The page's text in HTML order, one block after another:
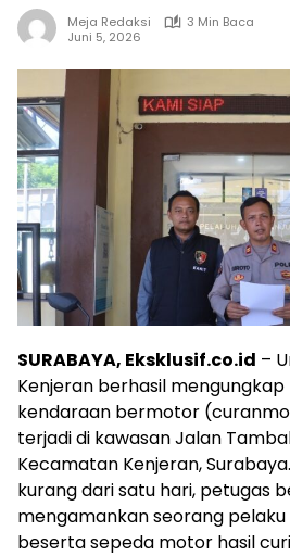
Meja Redaksi
3 Min Baca
Juni 5, 2026
SURABAYA, Eksklusif.co.id –
Kenjeran berhasil
kendaraan bermotor
terjadi di kawasan Jalan
Kecamatan Kenjeran,
kurang dari satu hari, petugas
mengamankan seorang pelaku
beserta sepeda motor hasil